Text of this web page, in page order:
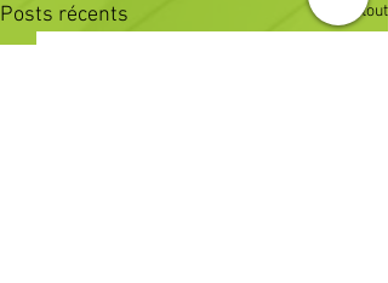
Posts récents Voir tout